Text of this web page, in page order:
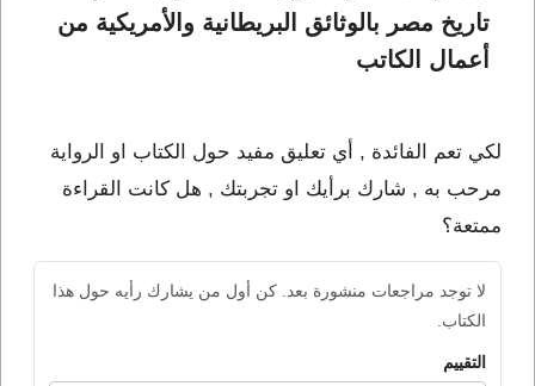
تاريخ مصر بالوثائق البريطانية والأمريكية من
أعمال الكاتب
لكي تعم الفائدة , أي تعليق مفيد حول الكتاب او الرواية
مرحب به , شارك برأيك او تجربتك , هل كانت القراءة
ممتعة؟
لا توجد مراجعات منشورة بعد. كن أول من يشارك رأيه حول هذا
الكتاب.
التقييم